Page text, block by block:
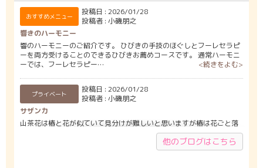
2020/03/10
３月２５日まで営業自粛いたします。
2019/12/26
年末年始のお休み
おすすめメニュー 投稿日
2026/01/28
投稿者 小磯朋之
響きのハーモニー
響のハーモニーのご紹介です。 ひびきの手技のほぐしとフーレセラピ
ーを両方受けることのできるひびきお薦めコースです。 通常ハーモニ
ーでは、フーレセラピー…
<続きをよむ>
プライベート 投稿日
2026/01/28
投稿者 小磯朋之
サザンカ
山茶花は椿と花が似ていて見分けが難しいと思いますが椿は花ごと落
ちますが山茶花は花びらが 一枚一枚と散るところが魅力的な花です。
<続きをよむ>
他のブログはこちら